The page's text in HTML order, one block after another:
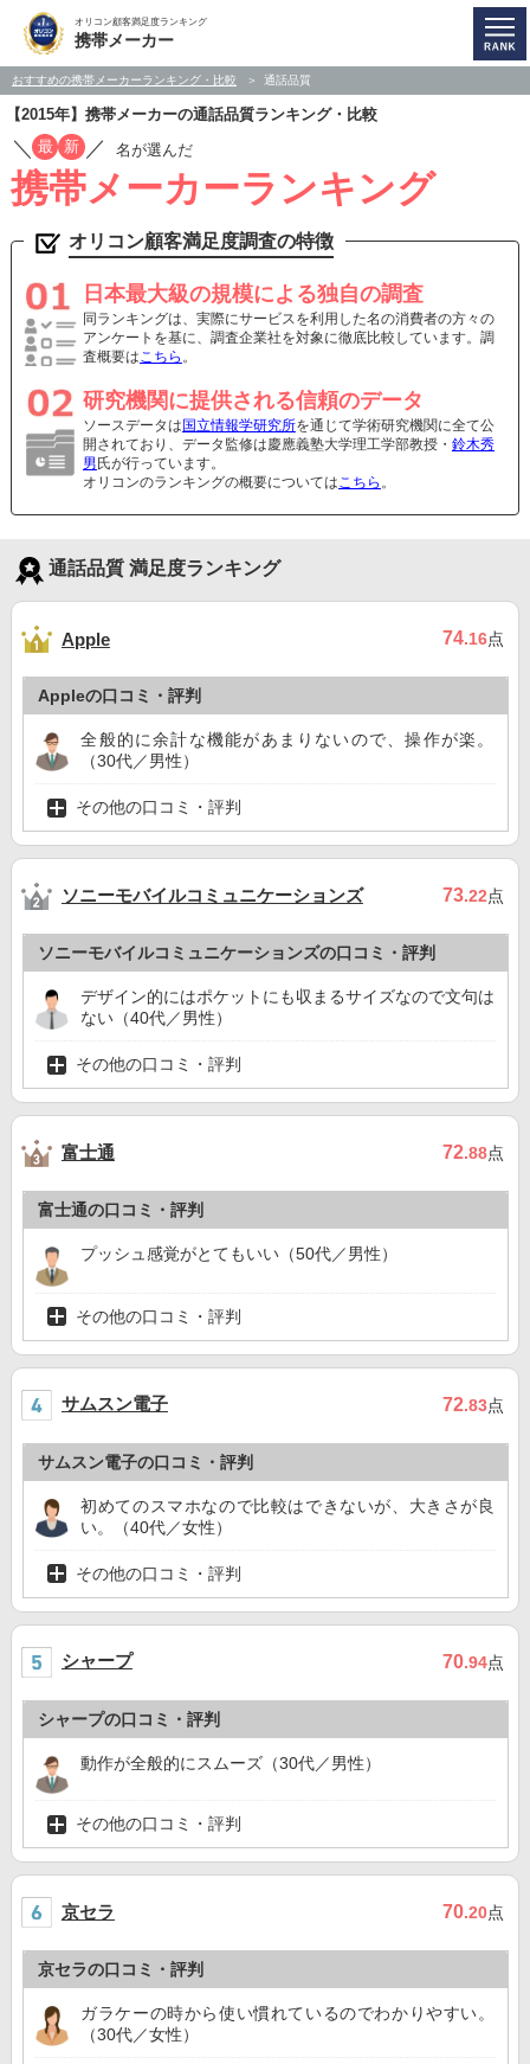
オリコン顧客満足度ランキング
携帯メーカー
おすすめの携帯メーカーランキング・比較 通話品質
【2015年】携帯メーカーの通話品質ランキング・比較
／ 最 新 ／ 名が選んだ
携帯メーカーランキング
オリコン顧客満足度調査の特徴
日本最大級の規模による独自の調査
同ランキングは、実際にサービスを利用した名の消費者の方々の
アンケートを基に、調査企業社を対象に徹底比較しています。調
査概要はこちら 。
研究機関に提供される信頼のデータ
ソースデータは 国立情報学研究所を通じて学術研究機関に全て公
開されており、データ監修は慶應義塾大学理工学部教授・ 鈴木秀
男 氏が行っています。
オリコンのランキングの概要についてはこちら 。
通話品質 満足度ランキング
Apple 74.16点
Appleの口コミ・評判
全般的に余計な機能があまりないので、操作が楽。
（30代／男性）
その他の口コミ・評判
ソニーモバイルコミュニケーションズ 73.22点
ソニーモバイルコミュニケーションズの口コミ・評判
デザイン的にはポケットにも収まるサイズなので文句は
ない（40代／男性）
その他の口コミ・評判
富士通 72.88点
富士通の口コミ・評判
プッシュ感覚がとてもいい（50代／男性）
その他の口コミ・評判
サムスン電子 72.83点
サムスン電子の口コミ・評判
初めてのスマホなので比較はできないが、大きさが良
い。（40代／女性）
その他の口コミ・評判
シャープ 70.94点
シャープの口コミ・評判
動作が全般的にスムーズ（30代／男性）
その他の口コミ・評判
京セラ 70.20点
京セラの口コミ・評判
ガラケーの時から使い慣れているのでわかりやすい。
（30代／女性）